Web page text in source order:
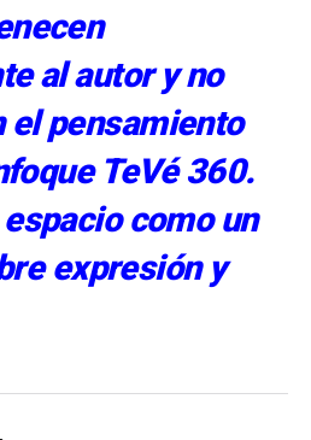
al autor y no
el pensamiento
TeVé 360.
como un
expresión y